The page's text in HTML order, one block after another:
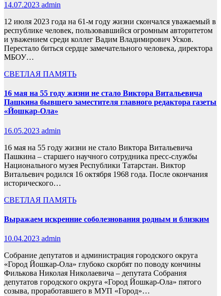
14.07.2023 admin
12 июля 2023 года на 61-м году жизни скончался уважаемый в
республике человек, пользовавшийся огромным авторитетом
и уважением среди коллег Вадим Владимирович Усков.
Перестало биться сердце замечательного человека, директора
МБОУ…
СВЕТЛАЯ ПАМЯТЬ
16 мая на 55 году жизни не стало Виктора Витальевича
Пашкина бывшего заместителя главного редактора газеты
«Йошкар-Ола»
16.05.2023 admin
16 мая на 55 году жизни не стало Виктора Витальевича
Пашкина – старшего научного сотрудника пресс-службы
Национального музея Республики Татарстан. Виктор
Витальевич родился 16 октября 1968 года. После окончания
исторического…
СВЕТЛАЯ ПАМЯТЬ
Выражаем искренние соболезнования родным и близким
10.04.2023 admin
Собрание депутатов и администрация городского округа
«Город Йошкар-Ола» глубоко скорбят по поводу кончины
Филькова Николая Николаевича – депутата Собрания
депутатов городского округа «Город Йошкар-Ола» пятого
созыва, проработавшего в МУП «Город»…